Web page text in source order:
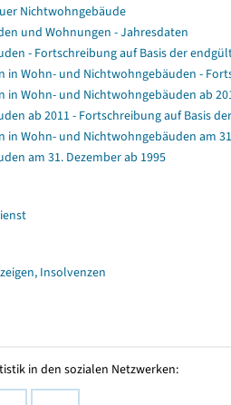
Nichtwohngebäude
und Wohnungen - Jahresdaten
- Fortschreibung auf Basis der
in Wohn- und Nichtwohngebäuden -
in Wohn- und Nichtwohngebäuden ab
ab 2011 - Fortschreibung auf Basis
in Wohn- und Nichtwohngebäuden am
am 31. Dezember ab 1995
Insolvenzen
in den sozialen Netzwerken: